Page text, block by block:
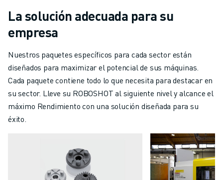
La solución adecuada para su
empresa
Nuestros paquetes específicos para cada sector están
diseñados para maximizar el potencial de sus máquinas.
Cada paquete contiene todo lo que necesita para destacar en
su sector. Lleve su ROBOSHOT al siguiente nivel y alcance el
máximo Rendimiento con una solución diseñada para su
éxito.